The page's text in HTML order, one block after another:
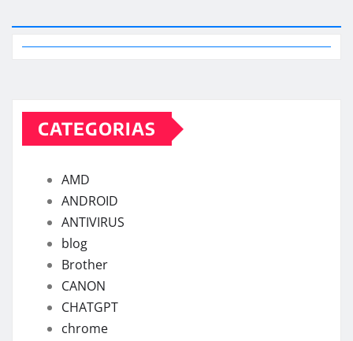
CATEGORIAS
AMD
ANDROID
ANTIVIRUS
blog
Brother
CANON
CHATGPT
chrome